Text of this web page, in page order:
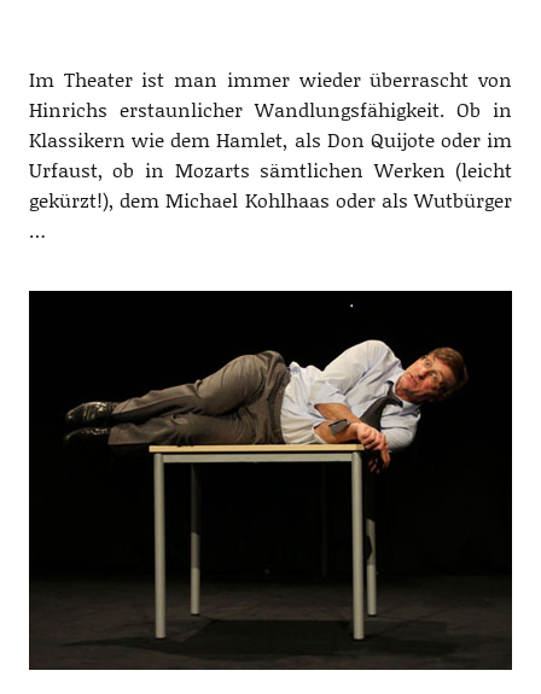
Im Theater ist man immer wieder überrascht von
Hinrichs erstaunlicher Wandlungsfähigkeit. Ob in
Klassikern wie dem Hamlet, als Don Quijote oder im
Urfaust, ob in Mozarts sämtlichen Werken (leicht
gekürzt!), dem Michael Kohlhaas oder als Wutbürger
…